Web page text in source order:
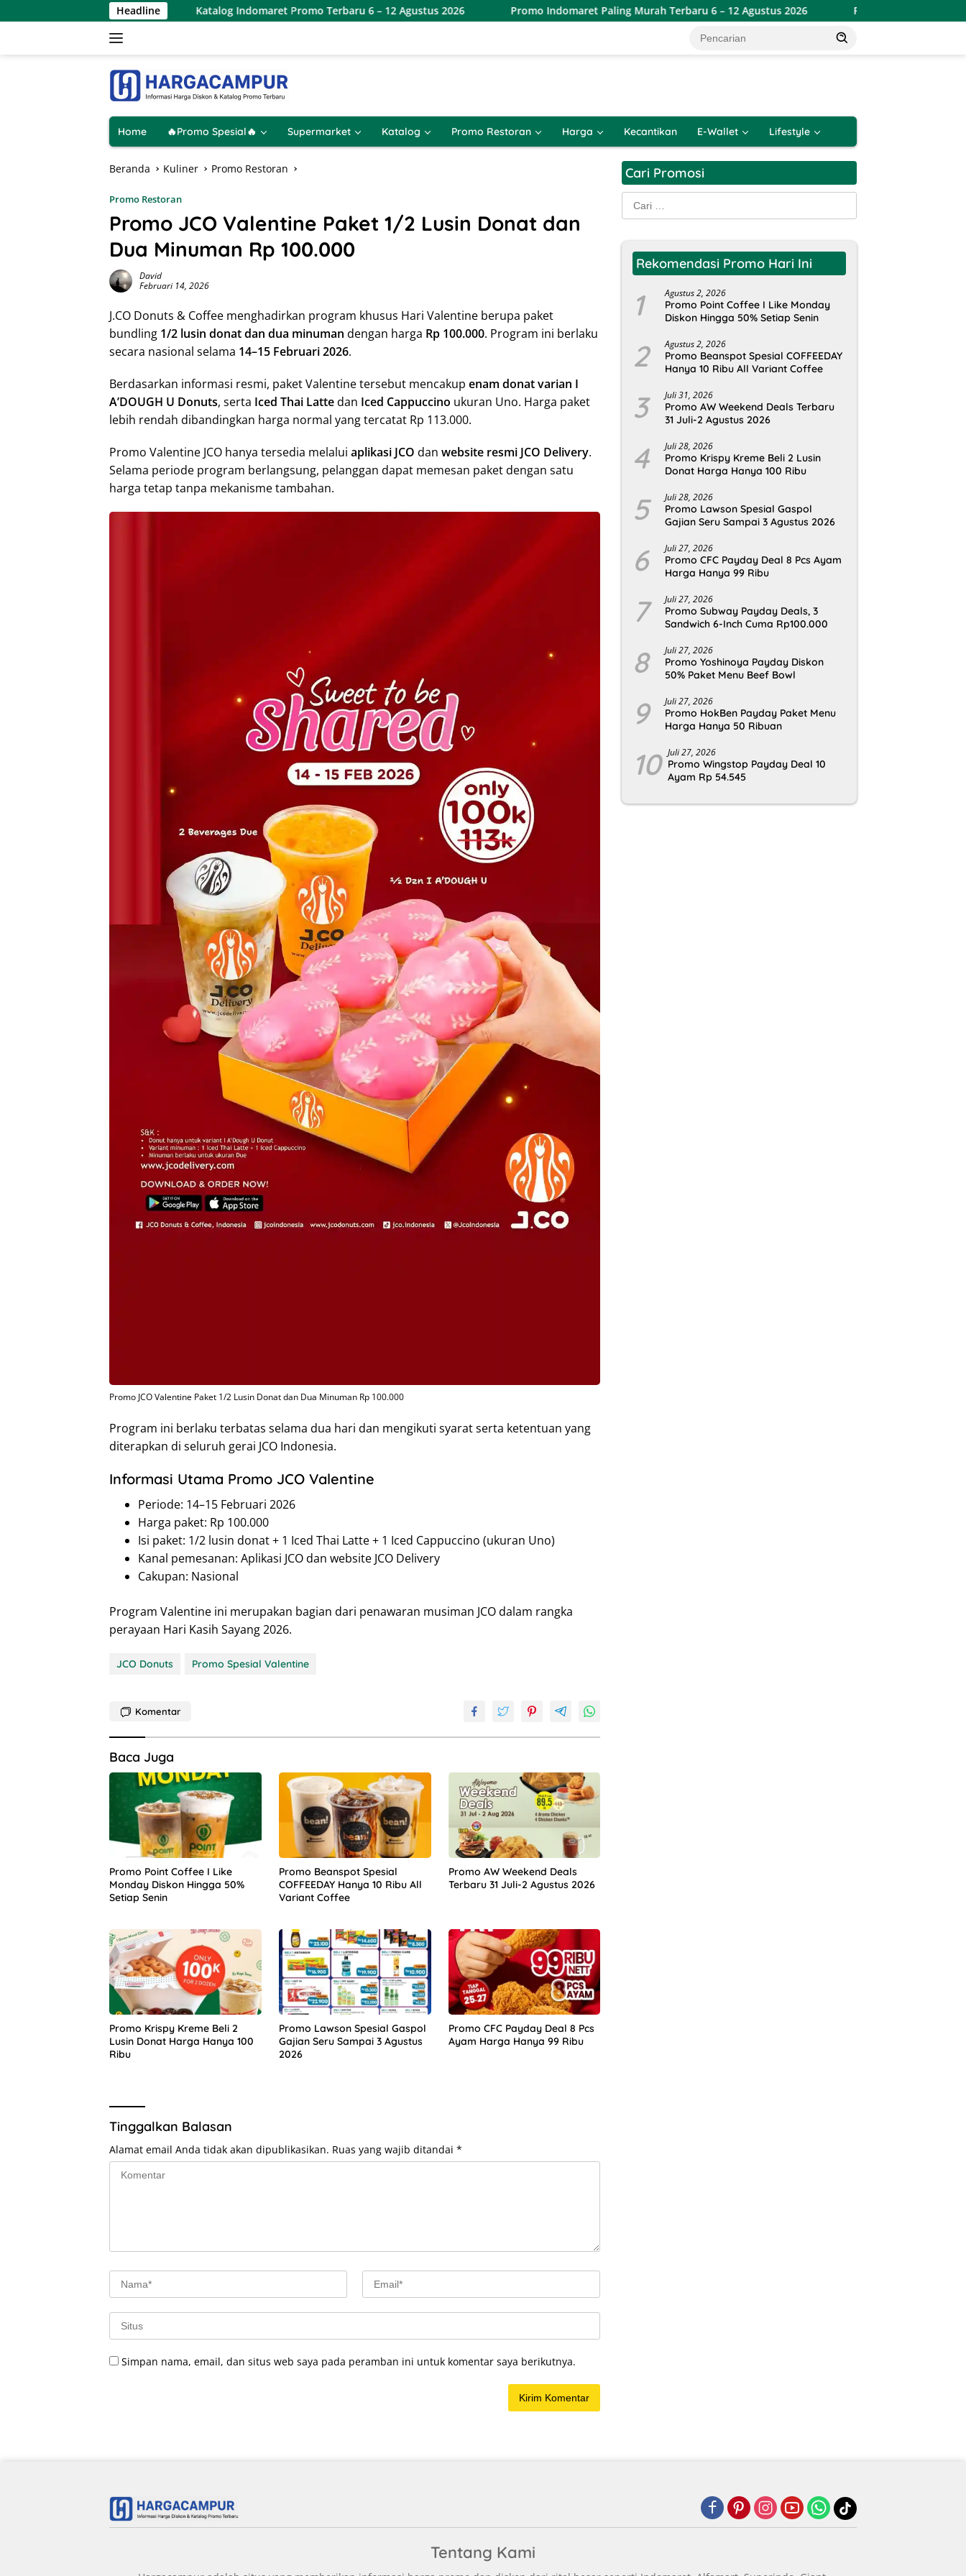
ke
Headline
Katalog Indomaret Promo Terbaru 6 – 12 Agustus 2026 Promo Indomaret Paling Murah Terbaru 6 – 12 Agustus 2026 Promo Indomaret Hemat Banget
Home 🔥Promo Spesial🔥 Supermarket Katalog Promo Restoran Harga Kecantikan E-Wallet Lifestyle
Beranda Kuliner Promo Restoran
Promo Restoran
Promo JCO Valentine Paket 1/2 Lusin Donat dan
Dua Minuman Rp 100.000
David
Februari 14, 2026
J.CO Donuts & Coffee menghadirkan program khusus Hari Valentine berupa paket
bundling 1/2 lusin donat dan dua minuman dengan harga Rp 100.000. Program ini berlaku
secara nasional selama 14–15 Februari 2026.
Berdasarkan informasi resmi, paket Valentine tersebut mencakup enam donat varian I
A’DOUGH U Donuts, serta Iced Thai Lattedan Iced Cappuccino ukuran Uno. Harga paket
lebih rendah dibandingkan harga normal yang tercatat Rp 113.000.
Promo Valentine JCO hanya tersedia melalui aplikasi JCO dan website resmi JCO Delivery.
Selama periode program berlangsung, pelanggan dapat memesan paket dengan satu
harga tetap tanpa mekanisme tambahan.
Promo JCO Valentine Paket 1/2 Lusin Donat dan Dua Minuman Rp 100.000
Program ini berlaku terbatas selama dua hari dan mengikuti syarat serta ketentuan yang
diterapkan di seluruh gerai JCO Indonesia.
Informasi Utama Promo JCO Valentine
Periode: 14–15 Februari 2026
Harga paket: Rp 100.000
Isi paket: 1/2 lusin donat + 1 Iced Thai Latte + 1 Iced Cappuccino (ukuran Uno)
Kanal pemesanan: Aplikasi JCO dan website JCO Delivery
Cakupan: Nasional
Program Valentine ini merupakan bagian dari penawaran musiman JCO dalam rangka
perayaan Hari Kasih Sayang 2026.
JCO Donuts Promo Spesial Valentine
Komentar
Baca Juga
Promo Point Coffee I Like
Monday Diskon Hingga 50%
Setiap Senin
Promo Beanspot Spesial
COFFEEDAY Hanya 10 Ribu All
Variant Coffee
Promo AW Weekend Deals
Terbaru 31 Juli-2 Agustus 2026
Promo Krispy Kreme Beli 2
Lusin Donat Harga Hanya 100
Ribu
Promo Lawson Spesial Gaspol
Gajian Seru Sampai 3 Agustus
2026
Promo CFC Payday Deal 8 Pcs
Ayam Harga Hanya 99 Ribu
Tinggalkan Balasan
Alamat email Anda tidak akan dipublikasikan. Ruas yang wajib ditandai *
Simpan nama, email, dan situs web saya pada peramban ini untuk komentar saya berikutnya.
Cari Promosi
Cari
untuk:
Rekomendasi Promo Hari Ini
1 Agustus 2, 2026
Promo Point Coffee I Like Monday
Diskon Hingga 50% Setiap Senin
2 Agustus 2, 2026
Promo Beanspot Spesial COFFEEDAY
Hanya 10 Ribu All Variant Coffee
3 Juli 31, 2026
Promo AW Weekend Deals Terbaru
31 Juli-2 Agustus 2026
4 Juli 28, 2026
Promo Krispy Kreme Beli 2 Lusin
Donat Harga Hanya 100 Ribu
5 Juli 28, 2026
Promo Lawson Spesial Gaspol
Gajian Seru Sampai 3 Agustus 2026
6 Juli 27, 2026
Promo CFC Payday Deal 8 Pcs Ayam
Harga Hanya 99 Ribu
7 Juli 27, 2026
Promo Subway Payday Deals, 3
Sandwich 6-Inch Cuma Rp100.000
8 Juli 27, 2026
Promo Yoshinoya Payday Diskon
50% Paket Menu Beef Bowl
9 Juli 27, 2026
Promo HokBen Payday Paket Menu
Harga Hanya 50 Ribuan
10 Juli 27, 2026
Promo Wingstop Payday Deal 10
Ayam Rp 54.545
Tentang Kami